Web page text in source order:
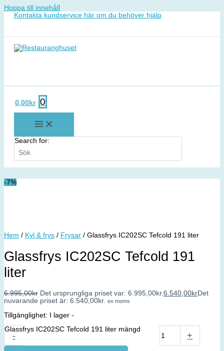
Hoppa till innehåll
Kontakta kundservice här om du behöver hjälp
0,00 kr 0
Search for:
-7%
Hem / Kyl & frys / Frysar / Glassfrys IC202SC Tefcold 191 liter
Glassfrys IC202SC Tefcold 191
liter
6.995,00kr Det ursprungliga priset var: 6.995,00kr. 6.540,00krDet
nuvarande priset är: 6.540,00kr. ex moms
Tillgänglighet: I lager -
-
Glassfrys IC202SC Tefcold 191 liter mängd
+